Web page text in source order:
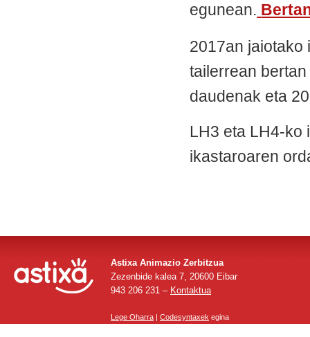
egunean.
2017an jaiotako
tailerrean
daudenak eta
LH3 eta LH4-ko
ikastaroaren
Astixa Animazio Zerbitzua
Zezenbide kalea 7, 20600 Eibar
943 206 231 – Kontaktua
Lege Oharra Codesyntaxek egina